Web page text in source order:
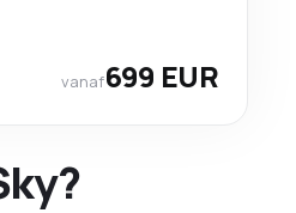
vanaf699 EUR